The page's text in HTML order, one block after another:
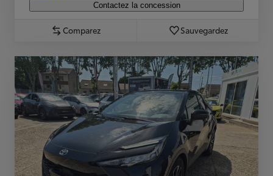
Contactez la concession
Comparez Sauvegardez